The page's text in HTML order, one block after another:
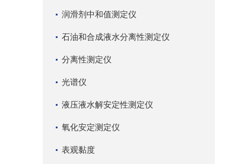
润滑剂中和值测定仪
石油和合成液水分离性测定仪
分离性测定仪
光谱仪
液压液水解安定性测定仪
氧化安定测定仪
表观黏度